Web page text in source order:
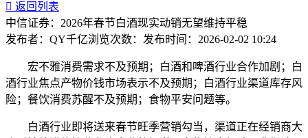
 返回列表
中信证券：2026年春节白酒现实动销无望维持平稳
发布者： QY千亿浏览次数： 发布时间： 2026-02-02 10:24
宏不雅消费需求不及预期；白酒和啤酒行业合作加剧；白
酒行业焦点产物价钱市场表示不及预期；白酒行业渠道库存风
险；餐饮消费苏醒不及预期；食物平安问题等。
白酒行业即将送来春节旺季营销勾当，渠道正在经销商大